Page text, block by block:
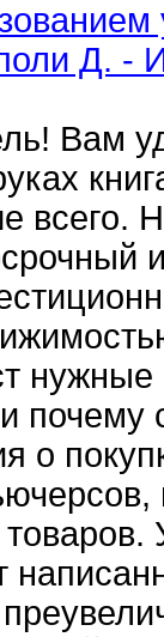
Д. -
Вам
всего.
почему
о